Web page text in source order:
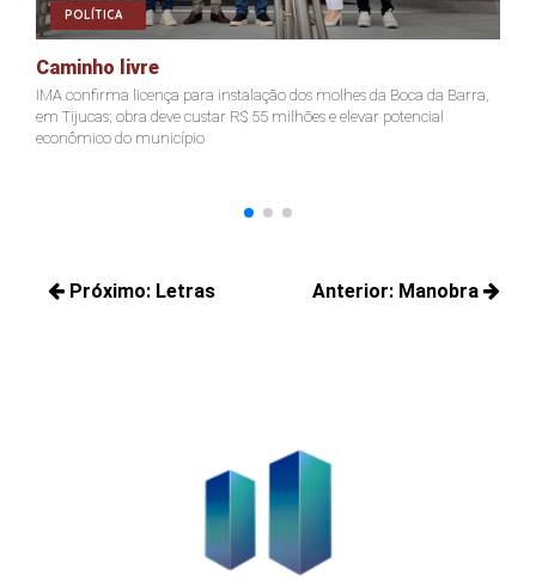
POLÍTICA
Caminho livre
IMA confirma licença para instalação dos molhes da Boca da Barra,
em Tijucas; obra deve custar R$ 55 milhões e elevar potencial
econômico do município
Navegação
Anterior: Manobra
Próximo: Letras